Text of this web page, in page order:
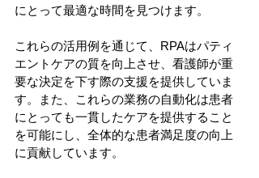
にとって最適な時間を見つけます。
これらの活用例を通じて、RPAはパティ
エントケアの質を向上させ、看護師が重
要な決定を下す際の支援を提供していま
す。また、これらの業務の自動化は患者
にとっても一貫したケアを提供すること
を可能にし、全体的な患者満足度の向上
に貢献しています。